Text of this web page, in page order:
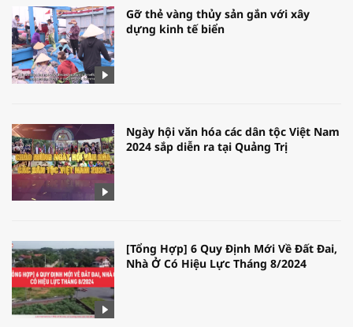
Gỡ thẻ vàng thủy sản gắn với xây
dựng kinh tế biển
Ngày hội văn hóa các dân tộc Việt Nam
2024 sắp diễn ra tại Quảng Trị
[Tổng Hợp] 6 Quy Định Mới Về Đất Đai,
Nhà Ở Có Hiệu Lực Tháng 8/2024